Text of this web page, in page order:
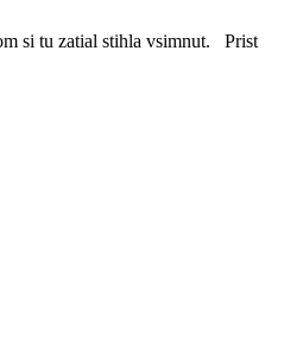
si tu zatial stihla vsimnut. Prist